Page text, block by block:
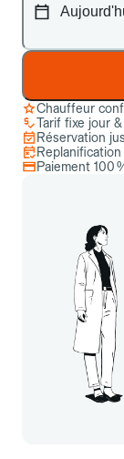
Chauffeur
Tarif fixe jour
Réservation
Paiement 100